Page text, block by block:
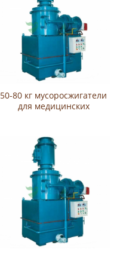
50-80 кг мусоросжигатели
для медицинских